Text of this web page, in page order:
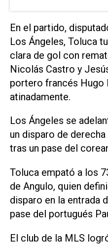
En el ⁠partido,
Los Ángeles, Toluca
clara de gol con
Nicolás Castro y
portero francés Hugo
atinadamente.
Los Ángeles se
un disparo de
tras un pase del
Toluca empató a los
de Angulo, quien
disparo en la entrada
pase del portugués
El club de la MLS